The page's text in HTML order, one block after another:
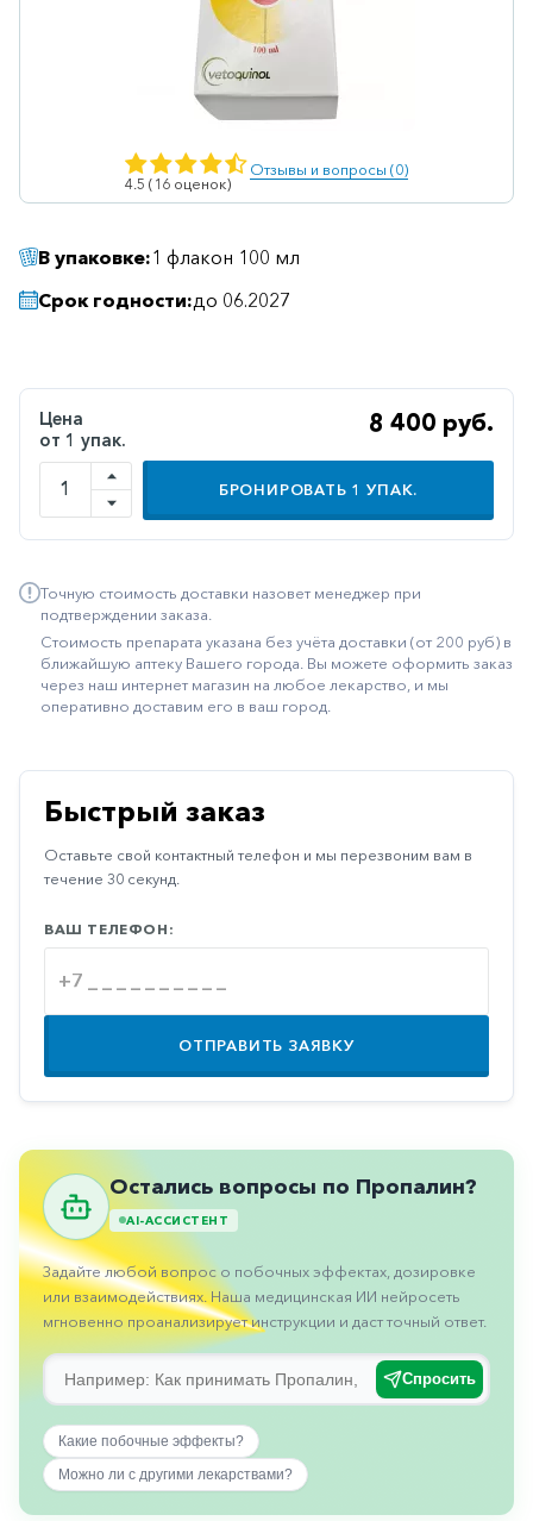
Гематологические
Гепатопротекторы
Диабетические
Желудочно-
кишечные
Иммунодепрессанты
Климактерические
Метаболизм
Минеральный
обмен
Неврологические
Остеопороз
Паркинсон
Противоаллергические
Противовирусные
Противовоспалительные
Противоподагрические
Противорвотные
Противоэпилептические
Прочее
Пульмонология
Сердечные
Сосудистые
4.5 (16 оценок)
Отзывы и вопросы (0)
В упаковке:1 флакон 100 мл
Срок годности:до 06.2027
Цена
от 1 упак.
8 400 руб.
БРОНИРОВАТЬ 1 УПАК.
Точную стоимость доставки назовет менеджер при
подтверждении заказа.
Стоимость препарата указана без учёта доставки (от 200 руб) в
ближайшую аптеку Вашего города. Вы можете оформить заказ
через наш интернет магазин на любое лекарство, и мы
оперативно доставим его в ваш город.
Быстрый заказ
Оставьте свой контактный телефон и мы перезвоним вам в
течение 30 секунд.
ВАШ ТЕЛЕФОН:
ОТПРАВИТЬ ЗАЯВКУ
Остались вопросы по Пропалин?
AI-АССИСТЕНТ
Задайте любой вопрос о побочных эффектах, дозировке
или взаимодействиях. Наша медицинская ИИ нейросеть
мгновенно проанализирует инструкции и даст точный ответ.
Спросить
Какие побочные эффекты?
Можно ли с другими лекарствами?